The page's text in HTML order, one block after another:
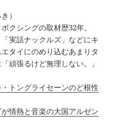
）
クシングの取材歴32年。
実話ナックルズ」などにキ
タイにのめり込むあまりタ
頑張るけど無理しない。」
トングライセーンのど根性
情熱と音楽の大国アルゼン